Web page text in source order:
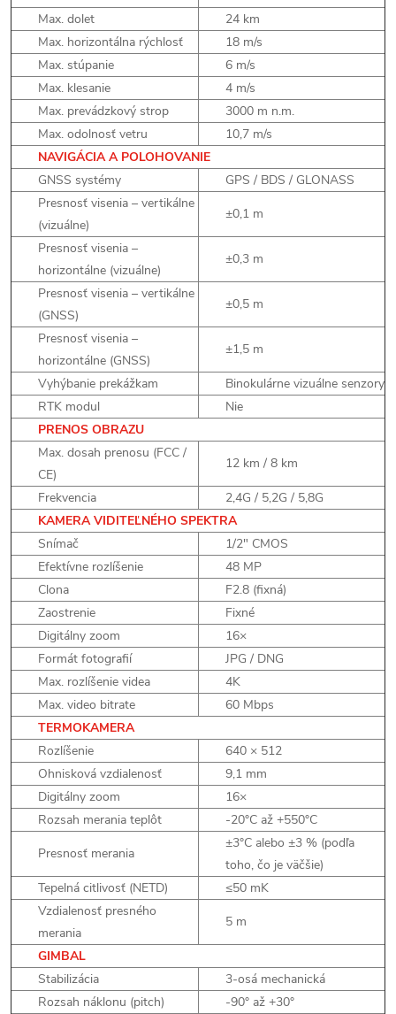
Max. dolet
24 km
Max. horizontálna rýchlosť
18 m/s
Max. stúpanie
6 m/s
Max. klesanie
4 m/s
Max. prevádzkový strop
3000 m n.m.
Max. odolnosť vetru
10,7 m/s
NAVIGÁCIA A POLOHOVANIE
GNSS systémy
GPS / BDS / GLONASS
Presnosť visenia – vertikálne
(vizuálne)
±0,1 m
Presnosť visenia –
horizontálne (vizuálne)
±0,3 m
Presnosť visenia – vertikálne
(GNSS)
±0,5 m
Presnosť visenia –
horizontálne (GNSS)
±1,5 m
Vyhýbanie prekážkam
Binokulárne vizuálne senzory
RTK modul
Nie
PRENOS OBRAZU
Max. dosah prenosu (FCC /
CE)
12 km / 8 km
Frekvencia
2,4G / 5,2G / 5,8G
KAMERA VIDITEĽNÉHO SPEKTRA
Snímač
1/2" CMOS
Efektívne rozlíšenie
48 MP
Clona
F2.8 (fixná)
Zaostrenie
Fixné
Digitálny zoom
16×
Formát fotografií
JPG / DNG
Max. rozlíšenie videa
4K
Max. video bitrate
60 Mbps
TERMOKAMERA
Rozlíšenie
640 × 512
Ohnisková vzdialenosť
9,1 mm
Digitálny zoom
16×
Rozsah merania teplôt
-20°C až +550°C
Presnosť merania
±3°C alebo ±3 % (podľa
toho, čo je väčšie)
Tepelná citlivosť (NETD)
≤50 mK
Vzdialenosť presného
merania
5 m
GIMBAL
Stabilizácia
3-osá mechanická
Rozsah náklonu (pitch)
-90° až +30°